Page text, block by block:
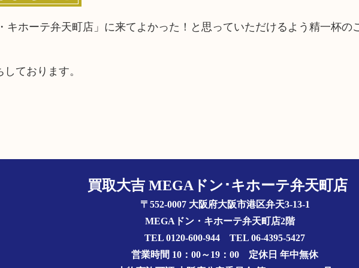
キホーテ弁天町店」に来てよかった！と思っていただけるよう精一杯の
ております。
買取大吉 MEGAドン･キホーテ弁天町店
〒552-0007 大阪府大阪市港区弁天3-13-1
MEGAドン・キホーテ弁天町店2階
TEL 0120-600-944 TEL 06-4395-5427
営業時間 10：00～19：00 定休日 年中無休